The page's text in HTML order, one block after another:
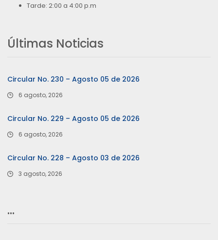
Tarde: 2:00 a 4:00 p.m
Últimas Noticias
Circular No. 230 – Agosto 05 de 2026
6 agosto, 2026
Circular No. 229 – Agosto 05 de 2026
6 agosto, 2026
Circular No. 228 – Agosto 03 de 2026
3 agosto, 2026
…